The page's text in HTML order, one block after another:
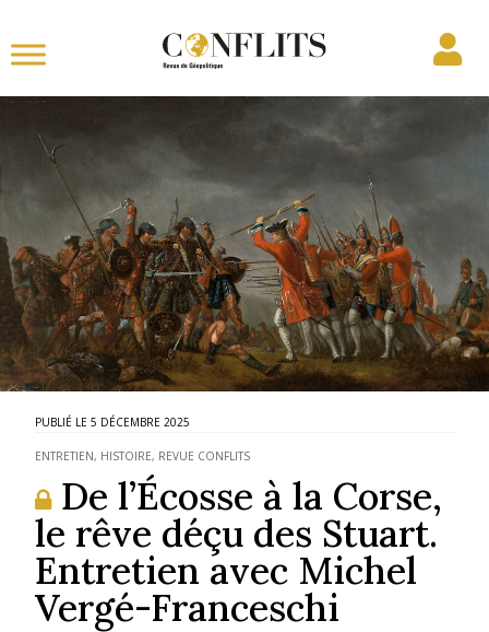
5 DÉCEMBRE 2025
ENTRETIEN, HISTOIRE, REVUE CONFLITS
De l’Écosse à la Corse,
le rêve déçu des Stuart.
Entretien avec Michel
Vergé-Franceschi